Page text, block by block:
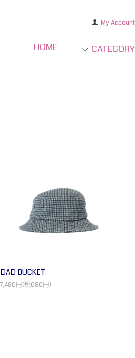
My Account
HOME CATEGORY
DAD BUCKET
7,480円(税680円)